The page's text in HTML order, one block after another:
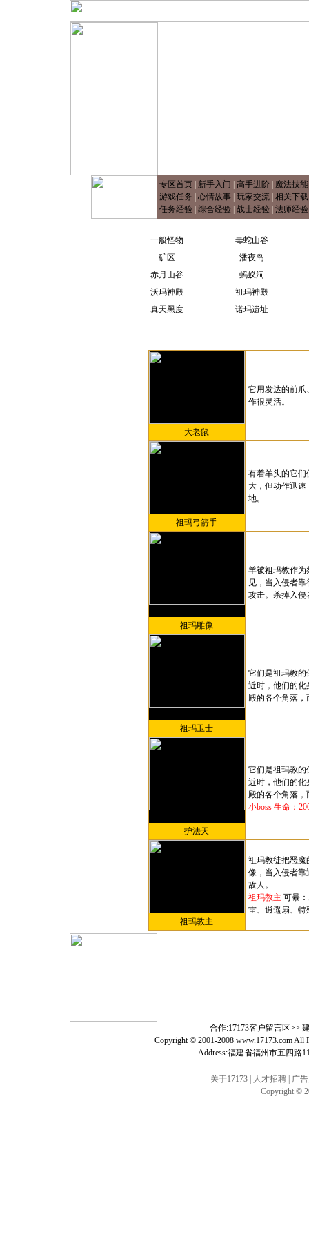
专区首页 新手入门 高手进阶 魔法技能
游戏任务
心情故事 玩家交流 相关下载
任务经验 综合经验 战士经验 法师经验
一般怪物
毒蛇山谷
矿区
潘夜岛
赤月山谷
蚂蚁洞
沃玛神殿
祖玛神殿
真天黑度
诺玛遗址
大老鼠
它用发达的前
作很灵活。
祖玛弓箭手
有着羊头的它
大，但动作迅
地。
祖玛雕像
羊被祖玛教作
见，当入侵者
攻击。杀掉入
祖玛卫士
它们是祖玛教
近时，他们的
殿的各个角落
护法天
它们是祖玛教
近时，他们的
殿的各个角落
小boss 生命
祖玛教主
祖玛教徒把恶
像，当入侵者
敌人。
祖玛教主可暴
雷、逍遥扇、特
合作:17173客户留言区>>
Copyright © 2001-2008www.17173.comAll
Address:福建省福州市五四
关于17173 人才招聘
广
Copyright ©